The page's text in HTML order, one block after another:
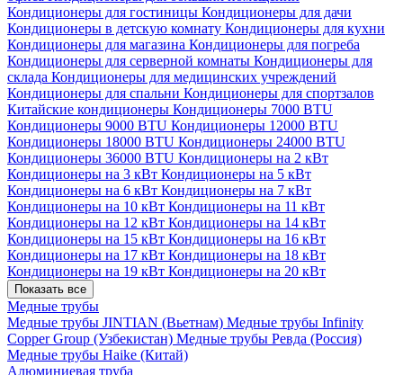
Кондиционеры для гостиницы Кондиционеры для дачи
Кондиционеры в детскую комнату Кондиционеры для кухни
Кондиционеры для магазина Кондиционеры для погреба
Кондиционеры для серверной комнаты Кондиционеры для
склада Кондиционеры для медицинских учреждений
Кондиционеры для спальни Кондиционеры для спортзалов
Китайские кондиционеры Кондиционеры 7000 BTU
Кондиционеры 9000 BTU Кондиционеры 12000 BTU
Кондиционеры 18000 BTU Кондиционеры 24000 BTU
Кондиционеры 36000 BTU Кондиционеры на 2 кВт
Кондиционеры на 3 кВт Кондиционеры на 5 кВт
Кондиционеры на 6 кВт Кондиционеры на 7 кВт
Кондиционеры на 10 кВт Кондиционеры на 11 кВт
Кондиционеры на 12 кВт Кондиционеры на 14 кВт
Кондиционеры на 15 кВт Кондиционеры на 16 кВт
Кондиционеры на 17 кВт Кондиционеры на 18 кВт
Кондиционеры на 19 кВт Кондиционеры на 20 кВт
Показать все
Медные трубы
Медные трубы JINTIAN (Вьетнам) Медные трубы Infinity
Copper Group (Узбекистан) Медные трубы Ревда (Россия)
Медные трубы Haike (Китай)
Алюминиевая труба